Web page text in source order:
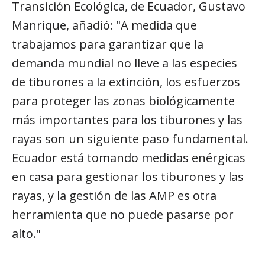
Transición Ecológica, de Ecuador, Gustavo
Manrique, añadió: "A medida que
trabajamos para garantizar que la
demanda mundial no lleve a las especies
de tiburones a la extinción, los esfuerzos
para proteger las zonas biológicamente
más importantes para los tiburones y las
rayas son un siguiente paso fundamental.
Ecuador está tomando medidas enérgicas
en casa para gestionar los tiburones y las
rayas, y la gestión de las AMP es otra
herramienta que no puede pasarse por
alto."